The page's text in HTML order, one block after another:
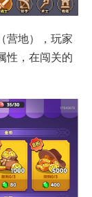
营地），玩家
性，在闯关的